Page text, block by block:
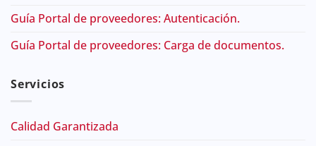
Guía Portal de proveedores: Autenticación.
Guía Portal de proveedores: Carga de documentos.
Servicios
Calidad Garantizada